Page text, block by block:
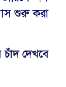
শুরু করা
চাঁদ দেখবে